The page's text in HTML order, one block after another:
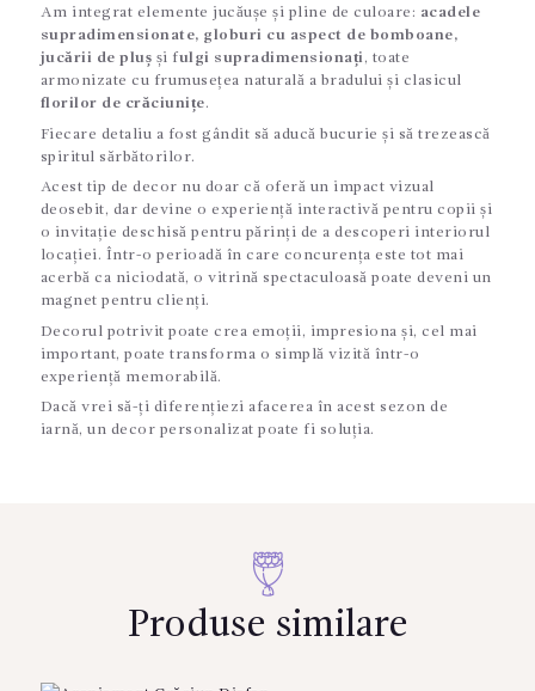
Am integrat elemente jucăușe și pline de culoare: acadele
supradimensionate, globuri cu aspect de bomboane,
jucării de pluș și fulgi supradimensionați , toate
armonizate cu frumusețea naturală a bradului și clasicul
florilor de crăciunițe.
Fiecare detaliu a fost gândit să aducă bucurie și să trezească
spiritul sărbătorilor.
Acest tip de decor nu doar că oferă un impact vizual
deosebit, dar devine o experiență interactivă pentru copii și
o invitație deschisă pentru părinți de a descoperi interiorul
locației. Într-o perioadă în care concurența este tot mai
acerbă ca niciodată, o vitrină spectaculoasă poate deveni un
magnet pentru clienți.
Decorul potrivit poate crea emoții, impresiona și, cel mai
important, poate transforma o simplă vizită într-o
experiență memorabilă.
Dacă vrei să-ți diferențiezi afacerea în acest sezon de
iarnă, un decor personalizat poate fi soluția.
Produse similare